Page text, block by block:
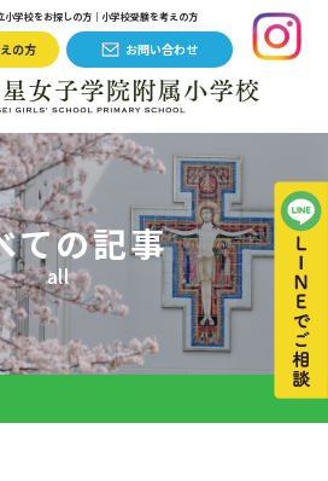
小学校をお探しの方｜小学校受験を考えの方
の方 お問い合わせ
ての記事
all